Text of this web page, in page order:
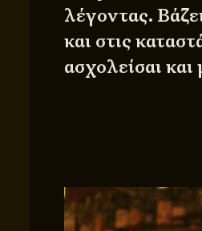
λέγοντας.
και στις
ασχολείσαι και